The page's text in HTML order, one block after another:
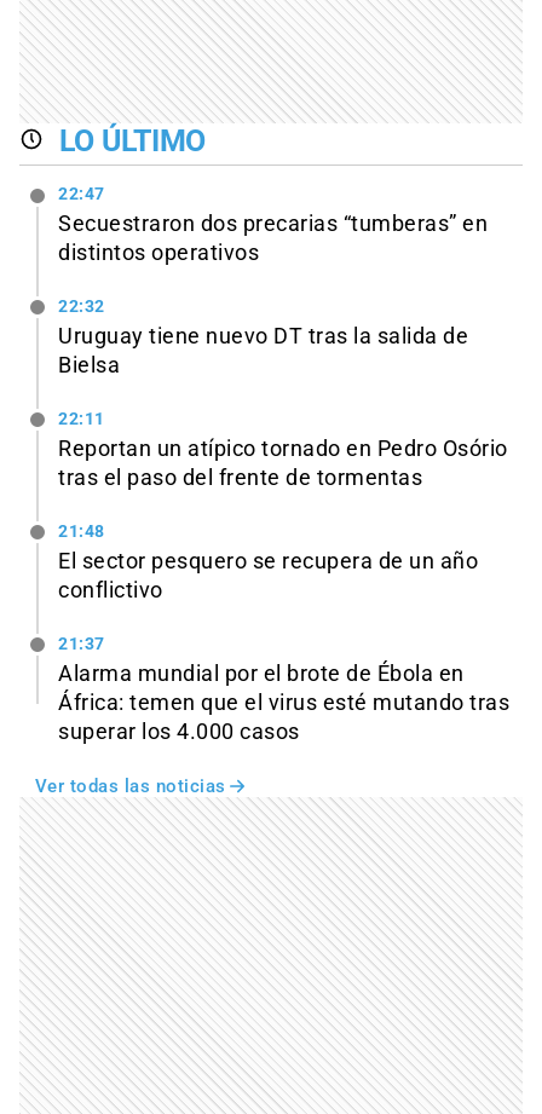
LO ÚLTIMO
22:47
Secuestraron dos precarias “tumberas” en
distintos operativos
22:32
Uruguay tiene nuevo DT tras la salida de
Bielsa
22:11
Reportan un atípico tornado en Pedro Osório
tras el paso del frente de tormentas
21:48
El sector pesquero se recupera de un año
conflictivo
21:37
Alarma mundial por el brote de Ébola en
África: temen que el virus esté mutando tras
superar los 4.000 casos
Ver todas las noticias